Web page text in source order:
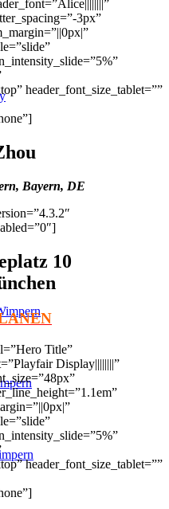
3px”
header_font_size_tablet=””
Bayern, DE
10
Title”
Display||||||||”
header_font_size_tablet=””